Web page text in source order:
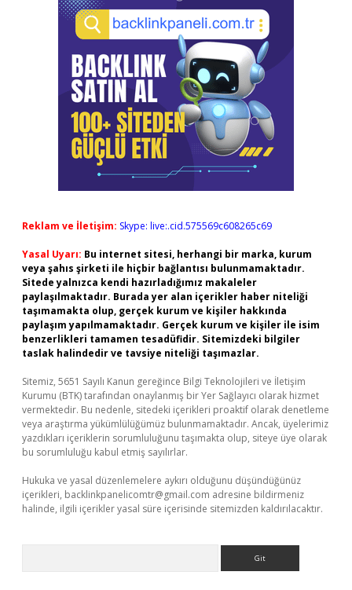
Reklam ve İletişim: Skype: live:.cid.575569c608265c69
Yasal Uyarı: Bu internet sitesi, herhangi bir marka, kurum
veya şahıs şirketi ile hiçbir bağlantısı bulunmamaktadır.
Sitede yalnızca kendi hazırladığımız makaleler
paylaşılmaktadır. Burada yer alan içerikler haber niteliği
taşımamakta olup, gerçek kurum ve kişiler hakkında
paylaşım yapılmamaktadır. Gerçek kurum ve kişiler ile isim
benzerlikleri tamamen tesadüfidir. Sitemizdeki bilgiler
taslak halindedir ve tavsiye niteliği taşımazlar.
Sitemiz, 5651 Sayılı Kanun gereğince Bilgi Teknolojileri ve İletişim
Kurumu (BTK) tarafından onaylanmış bir Yer Sağlayıcı olarak hizmet
vermektedir. Bu nedenle, sitedeki içerikleri proaktif olarak denetleme
veya araştırma yükümlülüğümüz bulunmamaktadır. Ancak, üyelerimiz
yazdıkları içeriklerin sorumluluğunu taşımakta olup, siteye üye olarak
bu sorumluluğu kabul etmiş sayılırlar.
Hukuka ve yasal düzenlemelere aykırı olduğunu düşündüğünüz
içerikleri, backlinkpanelicomtr@gmail.com adresine bildirmeniz
halinde, ilgili içerikler yasal süre içerisinde sitemizden kaldırılacaktır.